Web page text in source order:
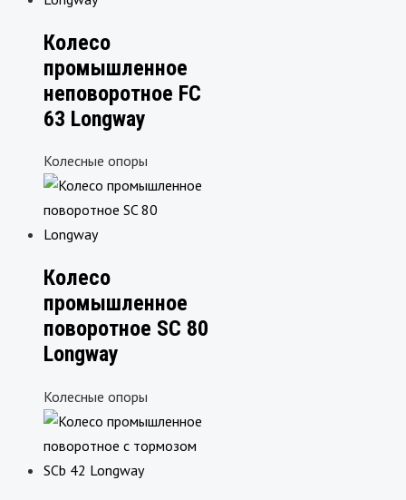
Колесо
промышленное
неповоротное FC
63 Longway
Колесные опоры
Колесо
промышленное
поворотное SC 80
Longway
Колесные опоры